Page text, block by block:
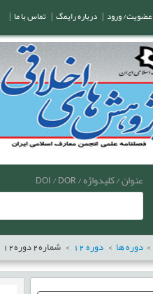
عنوان / کلیدواژه / DOI / DOR
دوره ها دوره شماره2دوره12
عضویت/ ورود | درباره رایمگ | تماس با ما |